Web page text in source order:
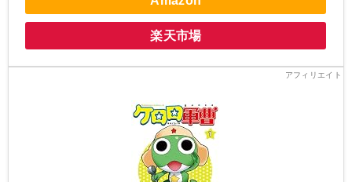
楽天市場